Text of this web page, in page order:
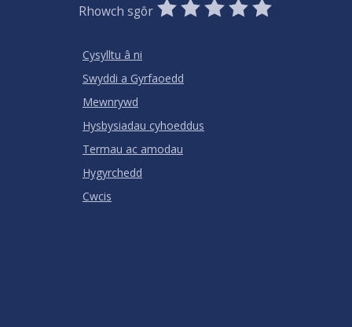
Rhowch sgôr
Stars
1
Star
2
Stars
3
Stars
4
Stars
5
Stars
Cysylltu â ni
Swyddi a Gyrfaoedd
Mewnrywd
Hysbysiadau cyhoeddus
Termau ac amodau
Hygyrchedd
Cwcis